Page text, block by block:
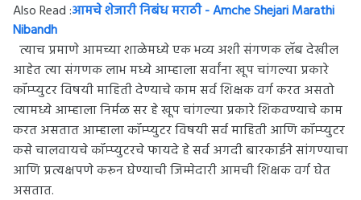
Also Read :आमचे शेजारी निबंध मराठी - Amche Shejari Marathi
Nibandh
त्याच प्रमाणे आमच्या शाळेमध्ये एक भव्य अशी संगणक लॅब देखील
आहेत त्या संगणक लाभ मध्ये आम्हाला सर्वांना खूप चांगल्या प्रकारे
कॉम्प्युटर विषयी माहिती देण्याचे काम सर्व शिक्षक वर्ग करत असतो
त्यामध्ये आम्हाला निर्मळ सर हे खूप चांगल्या प्रकारे शिकवण्याचे काम
करत असतात आम्हाला कॉम्प्युटर विषयी सर्व माहिती आणि कॉम्प्युटर
कसे चालवायचे कॉम्प्युटरचे फायदे हे सर्व अगदी बारकाईने सांगण्याचा
आणि प्रत्यक्षपणे करून घेण्याची जिम्मेदारी आमची शिक्षक वर्ग घेत
असतात.